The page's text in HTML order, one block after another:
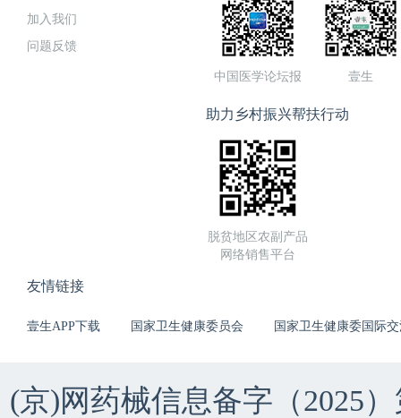
加入我们
问题反馈
中国医学论坛报 壹生
助力乡村振兴帮扶行动
脱贫地区农副产品
网络销售平台
友情链接
壹生APP下载 国家卫生健康委员会 国家卫生健康委国际
(京)网药械信息备字（2025